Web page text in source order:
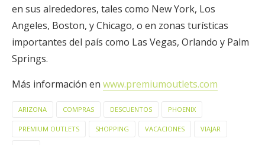
en sus alrededores, tales como New York, Los
Angeles, Boston, y Chicago, o en zonas turísticas
importantes del país como Las Vegas, Orlando y Palm
Springs.
Más información en www.premiumoutlets.com
ARIZONA COMPRAS DESCUENTOS PHOENIX
PREMIUM OUTLETS SHOPPING VACACIONES VIAJAR